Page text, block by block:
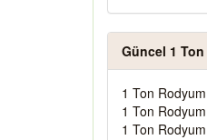
Güncel 1
1 Ton
1 Ton
1 Ton